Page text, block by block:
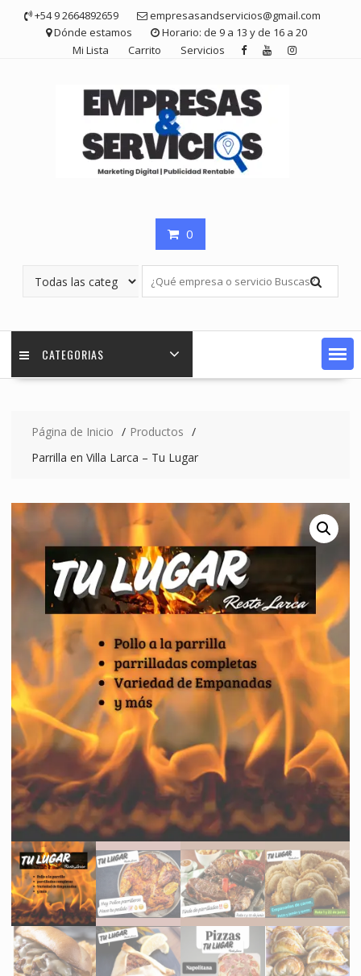
contenido
+54 9 2664892659
empresasandservicios@gmail.com
Dónde estamos
Horario: de 9 a 13 y de 16 a 20
Mi Lista
Carrito Servicios
0
CATEGORIAS
Página de Inicio
Productos
Parrilla en Villa Larca – Tu Lugar